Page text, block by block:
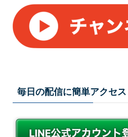
毎日の配信に簡単アクセス